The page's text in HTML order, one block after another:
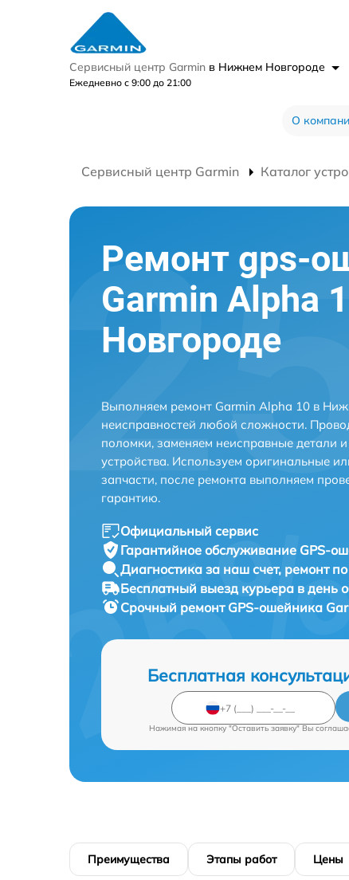
Сервисный центр Garmin в Нижнем Новгороде
Ежедневно с 9:00 до 21:00
О
Сервисный центр Garmin Каталог
Ремонт gps-
Garmin Alpha
Новгороде
Выполняем ремонт Garmin Alpha 10 в
неисправностей любой сложности.
поломки, заменяем неисправные детали
устройства. Используем оригинальные
запчасти, после ремонта выполняем
гарантию.
Официальный сервис
Гарантийное обслуживание GPS-
Диагностика за наш счет, ремонт
Бесплатный выезд курьера в день
Срочный ремонт GPS-ошейника
Бесплатная
Нажимая на кнопку "Оставить заявку" Вы
Преимущества Этапы работ Цены